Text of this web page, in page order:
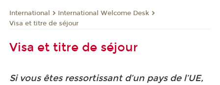
International
International Welcome Desk
Visa et titre de séjour
Visa et titre de séjour
Si vous êtes ressortissant d’un pays de l’UE,